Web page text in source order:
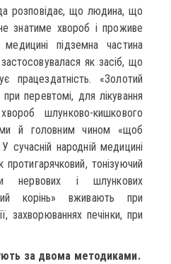
розповідає, що людина, що
знатиме хвороб і проживе
підземна частина
як засіб, що
працездатність. «Золотий
перевтомі, для лікування
хвороб шлунково-кишкового
й головним чином «щоб
сучасній народній медицині
тонізуючий
і шлункових
корінь» вживають при
захворюваннях печінки, при
за двома методиками.